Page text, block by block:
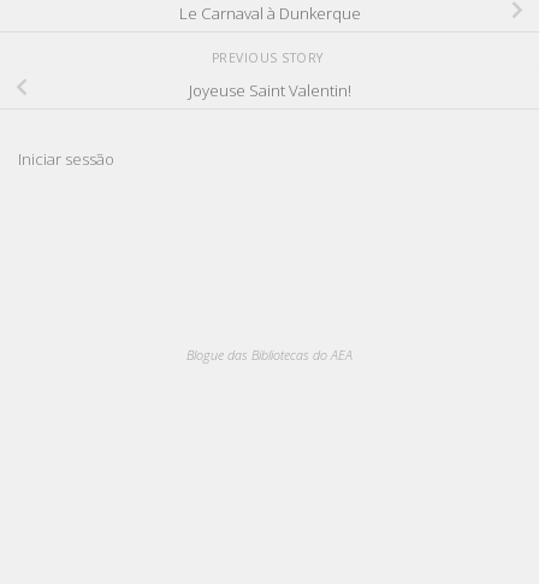
Le Carnaval à Dunkerque
PREVIOUS STORY
Joyeuse Saint Valentin!
Iniciar sessão
Blogue das Bibliotecas do AEA